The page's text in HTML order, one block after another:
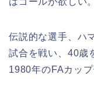
伝説的な選手、ハ
試合を戦い、40歳
1980年のFAカッ